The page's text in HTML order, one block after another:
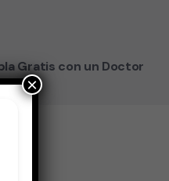
Gratis con un Doctor
×